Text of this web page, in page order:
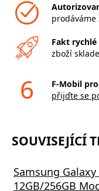
Fakt
zboží
6
F-Mobil
přijďte se
SOUVISEJÍCÍ
Samsung Galaxy
12GB/256GB